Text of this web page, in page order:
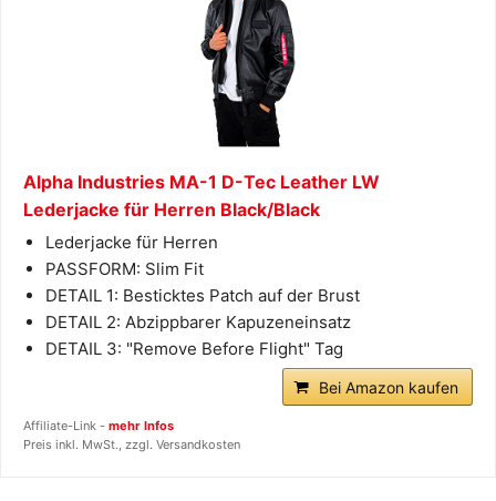
Alpha Industries MA-1 D-Tec Leather LW
Lederjacke für Herren Black/Black
Lederjacke für Herren
PASSFORM: Slim Fit
DETAIL 1: Besticktes Patch auf der Brust
DETAIL 2: Abzippbarer Kapuzeneinsatz
DETAIL 3: "Remove Before Flight" Tag
Bei Amazon kaufen
Affiliate-Link - mehr Infos
Preis inkl. MwSt., zzgl. Versandkosten